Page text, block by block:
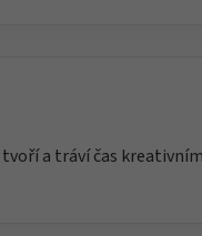
a tráví čas